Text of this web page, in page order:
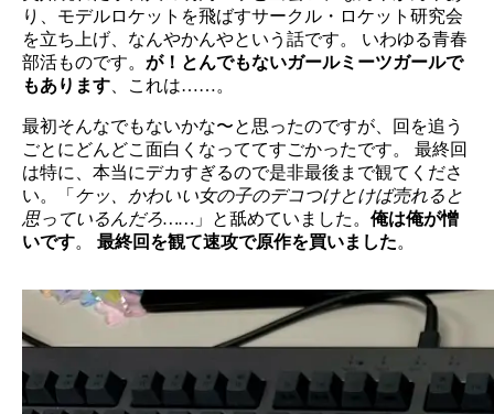
り、モデルロケットを飛ばすサークル・ロケット研究会
を立ち上げ、なんやかんやという話です。 いわゆる青春
部活ものです。 が！とんでもないガールミーツガールで
もあります 、これは……。
最初そんなでもないかな〜と思ったのですが、回を追う
ごとにどんどこ面白くなっててすごかったです。 最終回
は特に、本当にデカすぎるので是非最後まで観てくださ
い。「 ケッ、かわいい女の子のデコつけとけば売れると
思っているんだろ…… 」と舐めていました。 俺は俺が憎
いです。 最終回を観て速攻で原作を買いました。